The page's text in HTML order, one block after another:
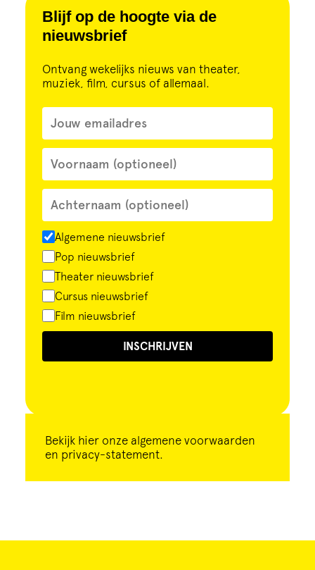
ECI Cultuurcafé
Over ons
Contact
Steun ons
Blijf op de hoogte via de
nieuwsbrief
Ontvang wekelijks nieuws van theater,
muziek, film, cursus of allemaal.
Algemene nieuwsbrief
Pop nieuwsbrief
Theater nieuwsbrief
Cursus nieuwsbrief
Film nieuwsbrief
INSCHRIJVEN
Bekijk hier onze algemene voorwaarden
en privacy-statement.